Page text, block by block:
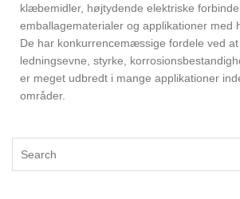
klæbemidler, højtydende elektriske
emballagematerialer og applikationer med
De har konkurrencemæssige fordele ved
ledningsevne, styrke,
er meget udbredt i mange applikationer
områder.